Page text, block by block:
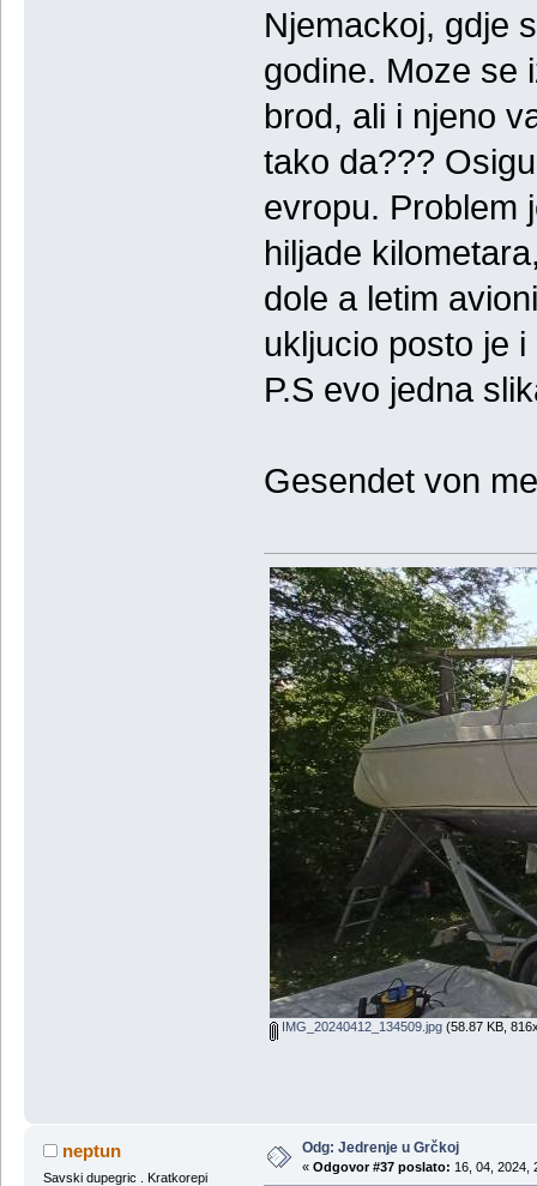
Njemackoj, gdje
godine. Moze se
brod, ali i njeno
tako da???
evropu. Problem
hiljade
dole a letim
ukljucio posto je
P.S evo jedna
Gesendet von
IMG_20240412_134509.jpg(58.87 KB,
neptun
Savski dupegric . Kratkorepi
Odg: Jedrenje u Grčkoj
« Odgovor #37 poslato: 16, 04, 2024,